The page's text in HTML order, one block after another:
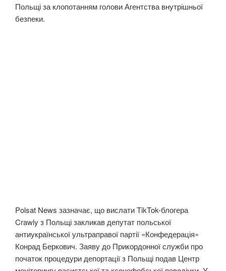
Польщі за клопотанням голови Агентства внутрішньої
безпеки.
Polsat News зазначає, що вислати TikTok-блогера
Crawly з Польщі закликав депутат польської
антиукраїнської ультраправої партії «Конфедерація»
Конрад Беркович. Заяву до Прикордонної служби про
початок процедури депортації з Польщі подав Центр